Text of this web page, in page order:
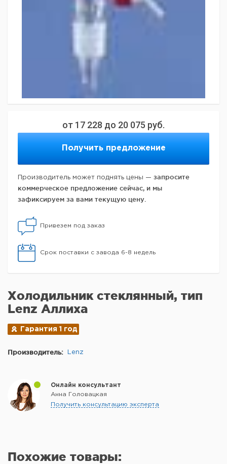
от 17 228 до 20 075 руб.
Получить предложение
Производитель может поднять цены — запросите
коммерческое предложение сейчас, и мы
зафиксируем за вами текущую цену.
Привезем под заказ
Срок поставки с завода 6-8 недель
Холодильник стеклянный, тип
Lenz Аллиха
Гарантия 1 год
Производитель: Lenz
Онлайн консультант
Анна Головацкая
Получить консультацию эксперта
Похожие товары: